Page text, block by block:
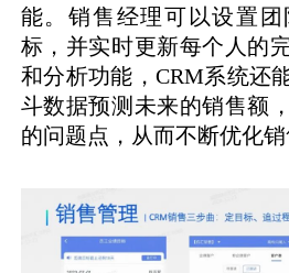
能。销售经理可以设置团
标，并实时更新每个人的
和分析功能，CRM系统还
斗数据预测未来的销售额
的问题点，从而不断优化销